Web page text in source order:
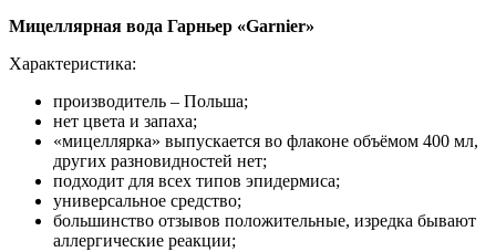
Мицеллярная вода Гарньер «Garnier»
Характеристика:
производитель – Польша;
нет цвета и запаха;
«мицеллярка» выпускается во флаконе объёмом 400 мл,
других разновидностей нет;
подходит для всех типов эпидермиса;
универсальное средство;
большинство отзывов положительные, изредка бывают
аллергические реакции;